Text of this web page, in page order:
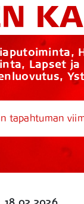
Lapset
tapahtuman